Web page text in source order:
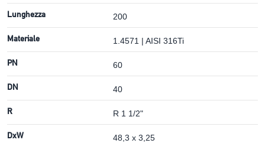
Lunghezza 200
Materiale 1.4571 | AISI 316Ti
PN 60
DN 40
R R 1 1/2"
DxW 48,3 x 3,25